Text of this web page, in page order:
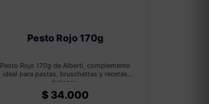
Pesto Rojo 170g
Pesto Rojo 170g de Alberti, complemento
ideal para pastas, bruschettas y recetas
italianas.
$34.000